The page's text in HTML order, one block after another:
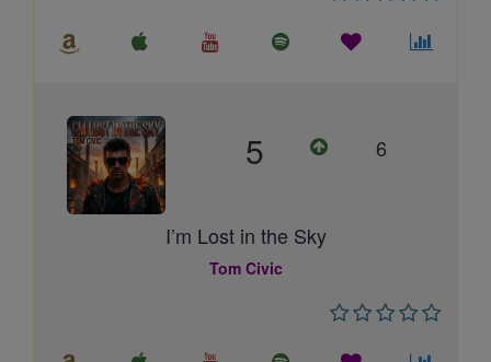
5 6
I’m Lost in the Sky
Tom Civic